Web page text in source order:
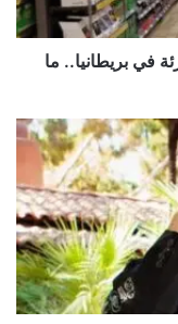
في بريطانيا.. ما